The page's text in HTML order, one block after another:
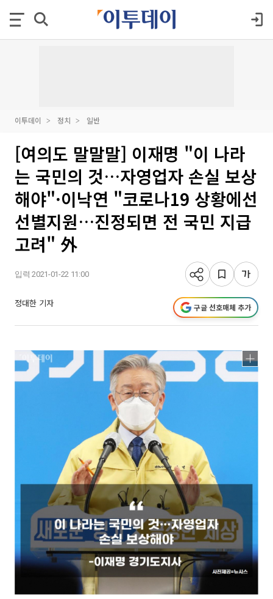
이투데이 정치 일반
[여의도 말말말] 이재명 "이 나라
는 국민의 것…자영업자 손실 보상
해야"·이낙연 "코로나19 상황에선
선별지원…진정되면 전 국민 지급
고려" 外
입력 2021-01-22 11:00
정대한 기자 구글 선호매체 추가